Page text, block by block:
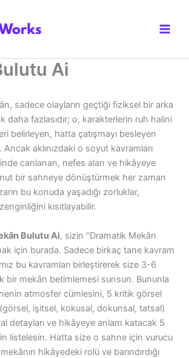
Ai
sadece olayların geçtiği fiziksel bir arka
daha fazlasıdır; o, karakterlerin ruh halini
belirleyen, hatta çatışmayı besleyen
Ancak aklınızdaki o soyut kavramları
canlanan, nefes alan ve hikâyeye
bir sahneye dönüştürmek her zaman
bu konuda yaşadığı zorluklar,
kısıtlayabilir.
Bulutu Ai, sizin “Dramatik Mekân
için burada. Sadece birkaç tane kavram
bu kavramları birleştirerek size 3-6
bir mekân betimlemesi sunsun. Bununla
atmosfer cümlesini, 5 kritik görsel
işitsel, kokusal, dokunsal, tatsal)
detayları ve hikâyeye anlam katacak 5
listelesin. Hatta size o sahne için vurucu
hikâyedeki rolü ve barındırdığı